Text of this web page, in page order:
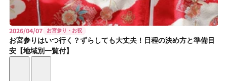
2026/04/07 お宮参り・お祝
お宮参りはいつ行く？ずらしても大丈夫！日程の決め方と準備目
安【地域別一覧付】